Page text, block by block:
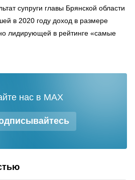
супруги главы Брянской области
в 2020 году доход в размере
лидирующей в рейтинге «самые
нас в MAX